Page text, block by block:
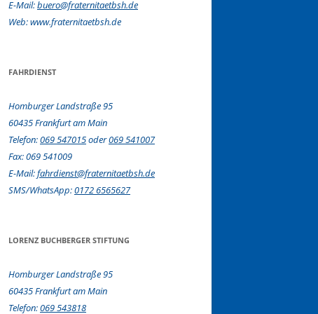
E-Mail:buero@fraternitaetbsh.de
Web: www.fraternitaetbsh.de
FAHRDIENST
Homburger Landstraße 95
60435 Frankfurt am Main
Telefon:069 547015oder069 541007
Fax: 069 541009
E-Mail:fahrdienst@fraternitaetbsh.de
SMS/WhatsApp:0172 6565627
LORENZ BUCHBERGER STIFTUNG
Homburger Landstraße 95
60435 Frankfurt am Main
Telefon:069 543818